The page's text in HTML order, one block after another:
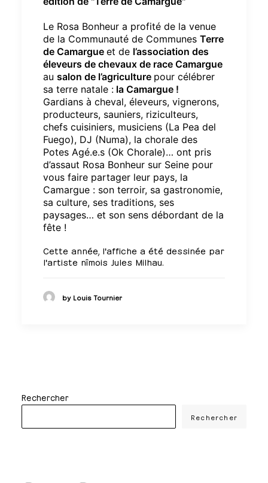
Le Rosa Bonheur a profité de la venue
de la Communauté de Communes Terre
de Camargue et de l’association des
éleveurs de chevaux de race Camargue
au salon de l’agriculture pour célébrer
sa terre natale : la Camargue !
Gardians à cheval, éleveurs, vignerons,
producteurs, sauniers, riziculteurs,
chefs cuisiniers, musiciens (La Pea del
Fuego), DJ (Numa), la chorale des
Potes Agé.e.s (Ok Chorale)… ont pris
d’assaut Rosa Bonheur sur Seine pour
vous faire partager leur pays, la
Camargue : son terroir, sa gastronomie,
sa culture, ses traditions, ses
paysages… et son sens débordant de la
fête !
Cette année, l'affiche a été dessinée par
l'artiste nîmois Jules Milhau
by Louis Tournier
Rechercher
Rechercher